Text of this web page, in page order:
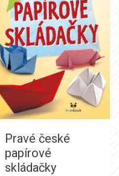
Pravé české
papírové
skládačky